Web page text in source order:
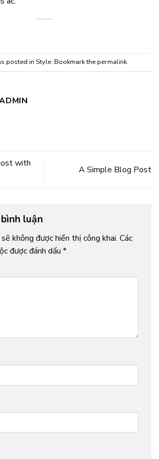
posted in Style. Bookmark thepermalink.
with
A Simple Blog Post
luận
không được hiển thị công khai. Các
được đánh dấu *